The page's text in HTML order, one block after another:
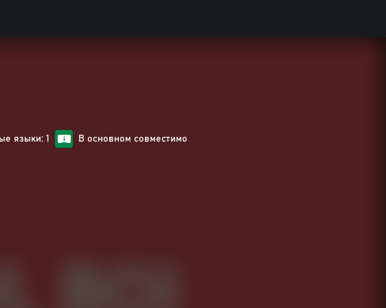
языки: 1 В основном совместимо